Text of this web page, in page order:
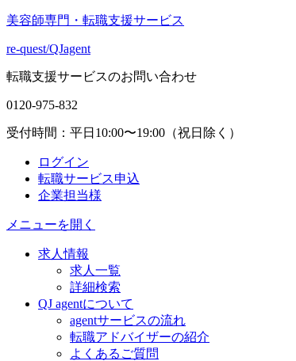
美容師専門・ 転職支援サービス
re-quest/QJagent
転職支援サービスのお問い合わせ
0120-975-832
受付時間：平日10:00〜19:00（祝日除く）
ログイン
転職サービス申込
企業担当様
メニューを開く
求人情報
求人一覧
詳細検索
QJ agentについて
agentサービスの流れ
転職アドバイザーの紹介
よくあるご質問